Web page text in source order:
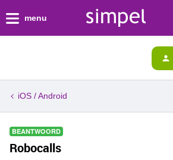
menu
iOS / Android
BEANTWOORD
Robocalls